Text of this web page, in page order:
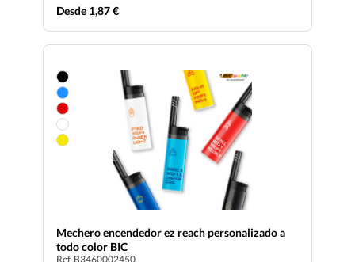
Desde 1,87 €
Mechero encendedor ez reach personalizado a
todo color BIC
Ref. B3460002450